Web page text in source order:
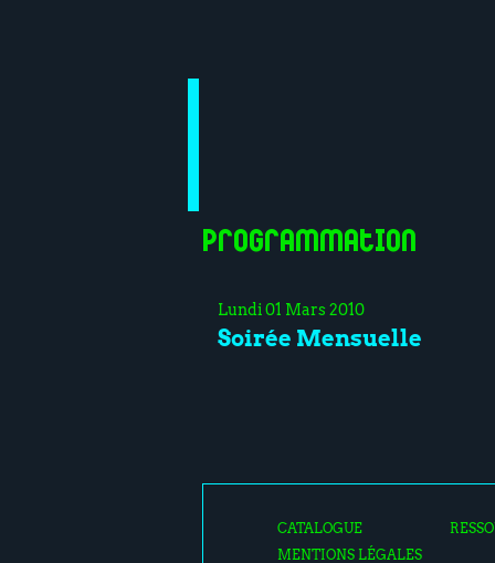
Programmation
Lundi 01 Mars 2010
Soirée Mensuelle
CATALOGUE
MENTIONS LÉGALES